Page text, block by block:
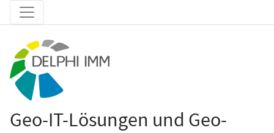
Geo-IT-Lösungen und Geo-